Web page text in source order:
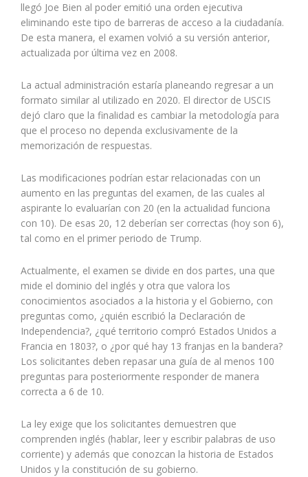
llegó Joe Bien al poder emitió una orden ejecutiva
eliminando este tipo de barreras de acceso a la ciudadanía.
De esta manera, el examen volvió a su versión anterior,
actualizada por última vez en 2008.
La actual administración estaría planeando regresar a un
formato similar al utilizado en 2020. El director de USCIS
dejó claro que la finalidad es cambiar la metodología para
que el proceso no dependa exclusivamente de la
memorización de respuestas.
Las modificaciones podrían estar relacionadas con un
aumento en las preguntas del examen, de las cuales al
aspirante lo evaluarían con 20 (en la actualidad funciona
con 10). De esas 20, 12 deberían ser correctas (hoy son 6),
tal como en el primer periodo de Trump.
Actualmente, el examen se divide en dos partes, una que
mide el dominio del inglés y otra que valora los
conocimientos asociados a la historia y el Gobierno, con
preguntas como, ¿quién escribió la Declaración de
Independencia?, ¿qué territorio compró Estados Unidos a
Francia en 1803?, o ¿por qué hay 13 franjas en la bandera?
Los solicitantes deben repasar una guía de al menos 100
preguntas para posteriormente responder de manera
correcta a 6 de 10.
La ley exige que los solicitantes demuestren que
comprenden inglés (hablar, leer y escribir palabras de uso
corriente) y además que conozcan la historia de Estados
Unidos y la constitución de su gobierno.